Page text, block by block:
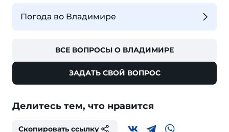
Погода во Владимире
ВСЕ ВОПРОСЫ О ВЛАДИМИРЕ
ЗАДАТЬ СВОЙ ВОПРОС
Делитесь тем, что нравится
Скопировать ссылку